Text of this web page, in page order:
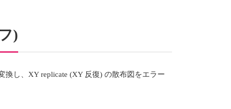
)
換し、XY replicate (XY 反復) の散布図をエラー